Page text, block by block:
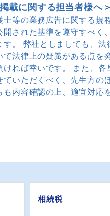
載に関する担当者様へ＞
等の業務広告に関する規
された基準を遵守すべく
。 弊社としましても、
法律上の疑義がある点を
れば幸いです。 また、
いただくべく、先生方の
内容確認の上、適宜対応
相続税